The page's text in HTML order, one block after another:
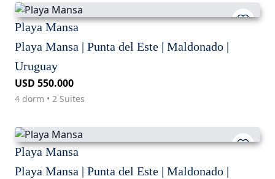
Playa Mansa
Playa Mansa | Punta del Este | Maldonado |
Uruguay
USD 550.000
4 dorm • 2 Suites
Playa Mansa
Playa Mansa | Punta del Este | Maldonado |